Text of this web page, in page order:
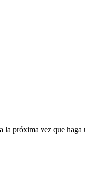
la próxima vez que haga